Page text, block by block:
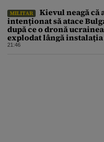
MILITAR
Kievul neagă că
intenționat să atace
după ce o dronă
explodat lângă instalația
de la granița României
21:46